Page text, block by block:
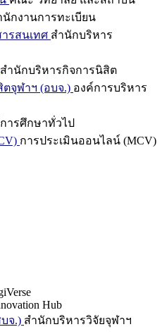
นักงานการทะเบียน
รสนเทศ สำนักบริหาร
สำนักบริหารกิจการนิสิต
จุฬาฯ (อบจ.) องค์การบริหาร
ารศึกษาทั่วไป
การประเมินออนไลน์ (MCV)
Hub
จ.) สำนักบริหารวิจัยจุฬาฯ